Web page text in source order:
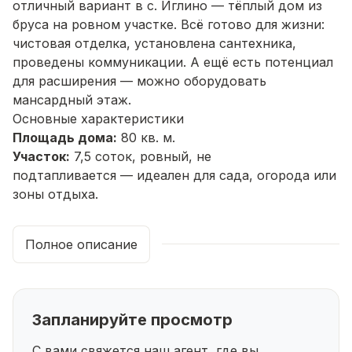
отличный вариант в с. Иглино — тёплый дом из
бруса на ровном участке. Всё готово для жизни:
чистовая отделка, установлена сантехника,
проведены коммуникации. А ещё есть потенциал
для расширения — можно оборудовать
мансардный этаж.
Основные характеристики
Площадь дома: 80 кв. м.
Участок: 7,5 соток, ровный, не
подтапливается — идеален для сада, огорода или
зоны отдыха.
которыйсоздаётвдоме
хорошосохраняеттепло.
собственности— сделкапрозрачная,безрисков.
обустройствуинтерьера.
Коммуникации:все подведеныи разведены
Полное описание
Запланируйте просмотр